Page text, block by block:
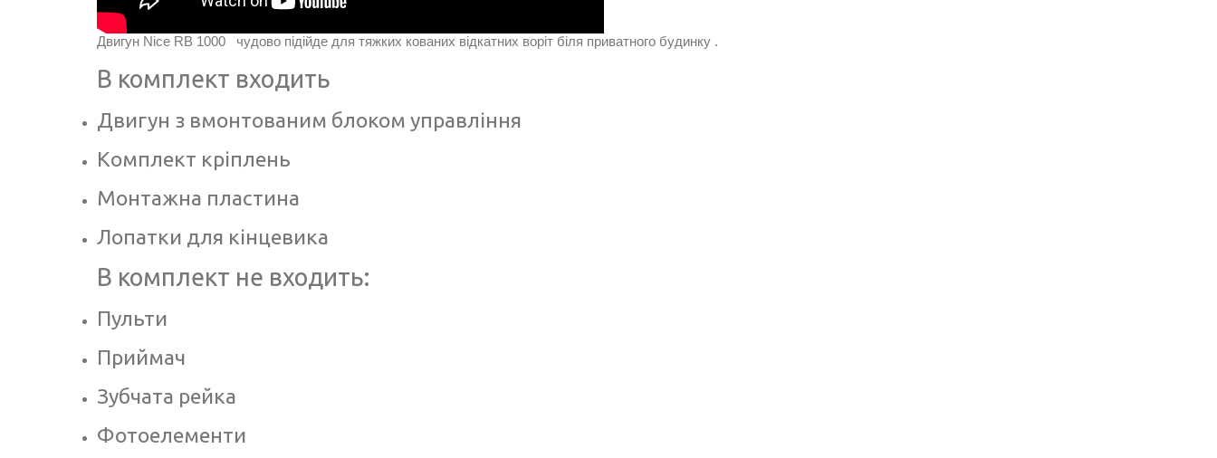
Двигун Nice RB 1000 чудово підійде для тяжких кованих відкатних воріт біля приватного будинку .
В комплект входить
Двигун з вмонтованим блоком управління
Комплект кріплень
Монтажна пластина
Лопатки для кінцевика
В комплект не входить:
Пульти
Приймач
Зубчата рейка
Фотоелементи